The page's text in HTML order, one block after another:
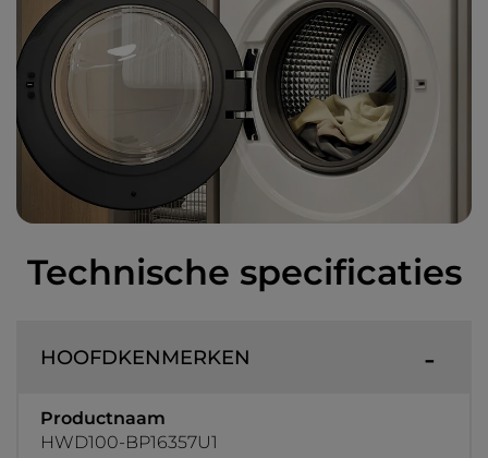
Technische specificaties
HOOFDKENMERKEN
Productnaam
HWD100-BP16357U1